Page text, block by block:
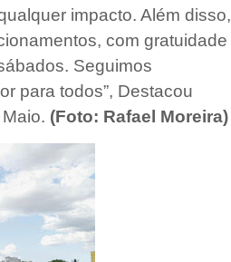
impacto. Além disso,
com gratuidade
Seguimos
para todos”, Destacou
(Foto: Rafael Moreira)